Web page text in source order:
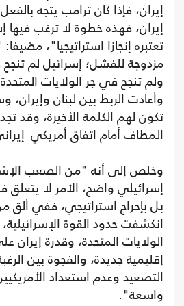
إيران، فإذا كان ترامب يتجه
إيران، فهذه خطوة لا ترغب فيها
تعتبره إنجازا استراتيجيا"،
مزدوجة للفشل؛ إسرائيل لم
ولم تنجح في جر الولايات
وأعادت الربط بين لبنان وإيران،
تكون لهم الكلمة الأخيرة، وقد
المطاف أمام اتفاق
وخلص إلى أنه "من الصعب
إسرائيلي واضح، الأمر لا يتعلق
انكشفت حدود القوة
الولايات المتحدة، وقدرة إيران
إقليمية جديدة، والفجوة بين
التصعيد وعدم استعداد
واسعة".